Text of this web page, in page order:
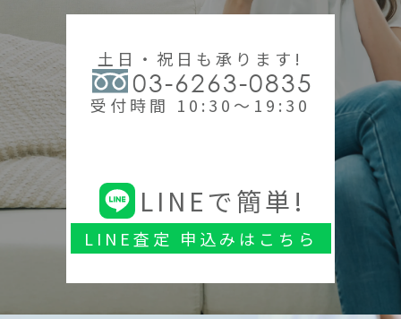
土日・祝日も承ります!
03-6263-0835
受付時間 10:30～19:30
LINEで簡単!
LINE査定 申込みはこちら